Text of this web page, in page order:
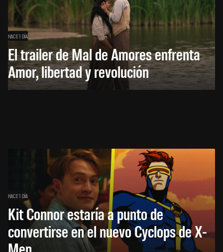
HACE 1 DÍA
El trailer de Mal de Amores enfrenta
Amor, libertad y revolución
HACE 1 DÍA
Kit Connor estaría a punto de
convertirse en el nuevo Cyclops de X-